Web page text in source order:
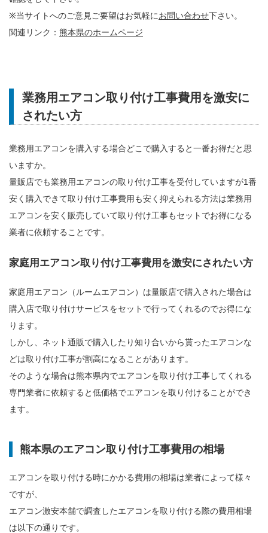
※当サイトへのご意見ご要望はお気軽にお問い合わせ下さい。
関連リンク： 熊本県のホームページ
業務用エアコン取り付け工事費用を激安に
されたい方
業務用エアコンを購入する場合どこで購入すると一番お得だと思
いますか。
量販店でも業務用エアコンの取り付け工事を受付していますが1番
安く購入できて取り付け工事費用も安く抑えられる方法は業務用
エアコンを安く販売していて取り付け工事もセットでお得になる
業者に依頼することです。
家庭用エアコン取り付け工事費用を激安にされたい方
家庭用エアコン（ルームエアコン）は量販店で購入された場合は
購入店で取り付けサービスをセットで行ってくれるのでお得にな
ります。
しかし、ネット通販で購入したり知り合いから貰ったエアコンな
どは取り付け工事が割高になることがあります。
そのような場合は熊本県内でエアコンを取り付け工事してくれる
専門業者に依頼すると低価格でエアコンを取り付けることができ
ます。
熊本県のエアコン取り付け工事費用の相場
エアコンを取り付ける時にかかる費用の相場は業者によって様々
ですが、
エアコン激安本舗で調査したエアコンを取り付ける際の費用相場
は以下の通りです。